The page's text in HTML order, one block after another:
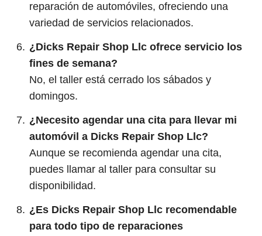
reparación de automóviles, ofreciendo una
variedad de servicios relacionados.
¿Dicks Repair Shop Llc ofrece servicio los
fines de semana?
No, el taller está cerrado los sábados y
domingos.
¿Necesito agendar una cita para llevar mi
automóvil a Dicks Repair Shop Llc?
Aunque se recomienda agendar una cita,
puedes llamar al taller para consultar su
disponibilidad.
¿Es Dicks Repair Shop Llc recomendable
para todo tipo de reparaciones